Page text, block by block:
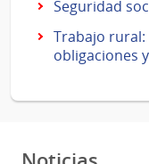
Seguridad
Trabajo
obligaciones